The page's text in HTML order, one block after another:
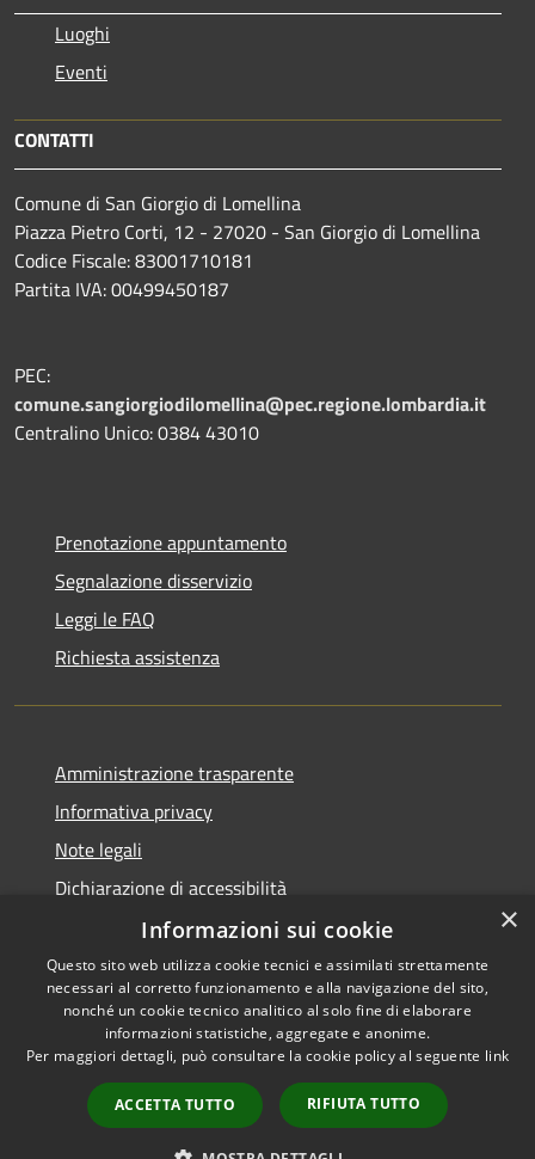
Luoghi
Eventi
CONTATTI
Comune di San Giorgio di Lomellina
Piazza Pietro Corti, 12 - 27020 - San Giorgio di Lomellina
Codice Fiscale: 83001710181
Partita IVA: 00499450187
PEC:
comune.sangiorgiodilomellina@pec.regione.lombardia.it
Centralino Unico: 0384 43010
Prenotazione appuntamento
Segnalazione disservizio
Leggi le FAQ
Richiesta assistenza
Amministrazione trasparente
Informativa privacy
Note legali
Dichiarazione di accessibilità
Accessibilità
Privacy
Mappa del sito
Copyright © 2026 • Comune di
San Giorgio di Lomellina •
Powered byMunicipium •
Accesso redazione
×
Informazioni sui cookie
Questo sito web utilizza cookie tecnici e assimilati strettamente
necessari al corretto funzionamento e alla navigazione del sito,
nonché un cookie tecnico analitico al solo fine di elaborare
informazioni statistiche, aggregate e anonime.
Per maggiori dettagli, può consultare la cookie policy al seguente link
ACCETTA TUTTO RIFIUTA TUTTO